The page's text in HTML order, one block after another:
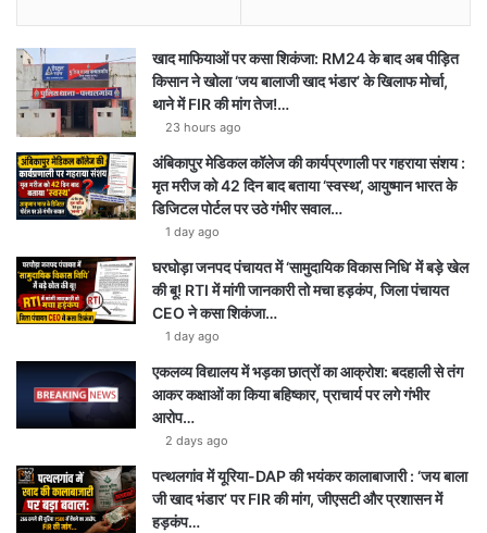
खाद माफियाओं पर कसा शिकंजा: RM24 के बाद अब पीड़ित
किसान ने खोला ‘जय बालाजी खाद भंडार’ के खिलाफ मोर्चा,
थाने में FIR की मांग तेज!…
23 hours ago
अंबिकापुर मेडिकल कॉलेज की कार्यप्रणाली पर गहराया संशय :
मृत मरीज को 42 दिन बाद बताया ‘स्वस्थ’, आयुष्मान भारत के
डिजिटल पोर्टल पर उठे गंभीर सवाल…
1 day ago
घरघोड़ा जनपद पंचायत में ‘सामुदायिक विकास निधि’ में बड़े खेल
की बू! RTI में मांगी जानकारी तो मचा हड़कंप, जिला पंचायत
CEO ने कसा शिकंजा…
1 day ago
एकलव्य विद्यालय में भड़का छात्रों का आक्रोश: बदहाली से तंग
आकर कक्षाओं का किया बहिष्कार, प्राचार्य पर लगे गंभीर
आरोप…
2 days ago
पत्थलगांव में यूरिया-DAP की भयंकर कालाबाजारी : ‘जय बाला
जी खाद भंडार’ पर FIR की मांग, जीएसटी और प्रशासन में
हड़कंप…